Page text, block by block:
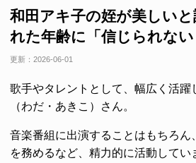
和田アキ子の姪が美しい
れた年齢に「信じられない
更新： 2026-06-01
歌手やタレントとして、幅広く活躍
（わだ・あきこ）さん。
音楽番組に出演することはもちろん
を務めるなど、精力的に活動してい